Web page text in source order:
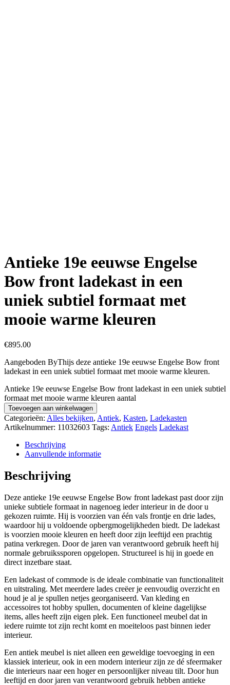
Antieke 19e eeuwse Engelse
Bow front ladekast in een
uniek subtiel formaat met
mooie warme kleuren
€895.00
Aangeboden ByThijs deze antieke 19e eeuwse Engelse Bow front
ladekast in een uniek subtiel formaat met mooie warme kleuren.
Antieke 19e eeuwse Engelse Bow front ladekast in een uniek subtiel
formaat met mooie warme kleuren aantal
Toevoegen aan winkelwagen
Categorieën: Alles bekijken, Antiek, Kasten, Ladekasten
Artikelnummer: 11032603 Tags: Antiek Engels Ladekast
Beschrijving
Aanvullende informatie
Beschrijving
Deze antieke 19e eeuwse Engelse Bow front ladekast past door zijn
unieke subtiele formaat in nagenoeg ieder interieur in de door u
gekozen ruimte. Hij is voorzien van één vals frontje en drie lades,
waardoor hij u voldoende opbergmogelijkheden biedt. De ladekast
is voorzien mooie kleuren en heeft door zijn leeftijd een prachtig
patina verkregen. Door de jaren van verantwoord gebruik heeft hij
normale gebruikssporen opgelopen. Structureel is hij in goede en
direct inzetbare staat.
Een ladekast of commode is de ideale combinatie van functionaliteit
en uitstraling. Met meerdere lades creëer je eenvoudig overzicht en
houd je al je spullen netjes georganiseerd. Van kleding en
accessoires tot hobby spullen, documenten of kleine dagelijkse
items, alles heeft zijn eigen plek. Een functioneel meubel dat in
iedere ruimte tot zijn recht komt en moeiteloos past binnen ieder
interieur.
Een antiek meubel is niet alleen een geweldige toevoeging in een
klassiek interieur, ook in een modern interieur zijn ze dé sfeermaker
die interieurs naar een hoger en persoonlijker niveau tilt. Door hun
leeftijd en door jaren van verantwoord gebruik hebben antieke